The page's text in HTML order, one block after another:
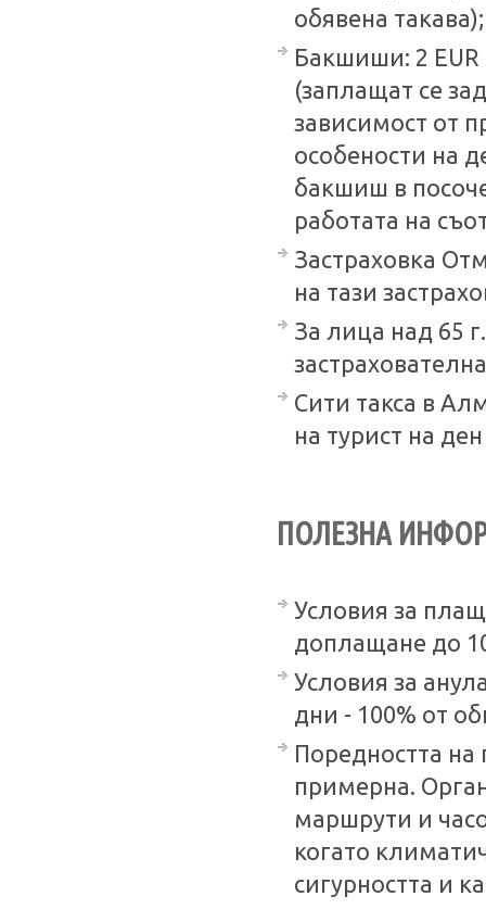
обявена такава);
Бакшиши: 2 EUR
(заплащат се
зависимост от
особености на
бакшиш в
работата на
Застраховка
на тази
За лица над 65
Сити такса в
на турист на
ПОЛЕЗНА
Условия за
доплащане до
Условия за
дни - 100% от
Поредността на
примерна.
маршрути и
когато
сигурността и